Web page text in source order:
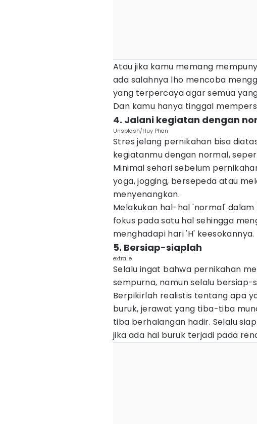
Atau jika kamu memang
ada salahnya lho mencoba
yang terpercaya agar semua
Dan kamu hanya tinggal
4. Jalani kegiatan dengan
Unsplash/Huy Phan
Stres jelang pernikahan bisa
kegiatanmu dengan normal,
Minimal sehari sebelum
yoga, jogging, bersepeda atau
menyenangkan.
Melakukan hal-hal 'normal'
fokus pada satu hal sehingga
menghadapi hari 'H' keesokannya.
5. Bersiap-siaplah
extra.ie
Selalu ingat bahwa pernikahan
sempurna, namun selalu
Berpikirlah realistis tentang apa
buruk, jerawat yang tiba-tiba
tiba berhalangan hadir. Selalu
jika ada hal buruk terjadi pada